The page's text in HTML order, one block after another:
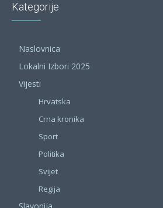
Kategorije
Naslovnica
Lokalni Izbori 2025
Vijesti
Hrvatska
Crna kronika
Sport
Politika
Svijet
Regija